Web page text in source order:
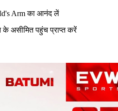
Arm का आनंद लें
के असीमित पहुंच प्राप्त करें